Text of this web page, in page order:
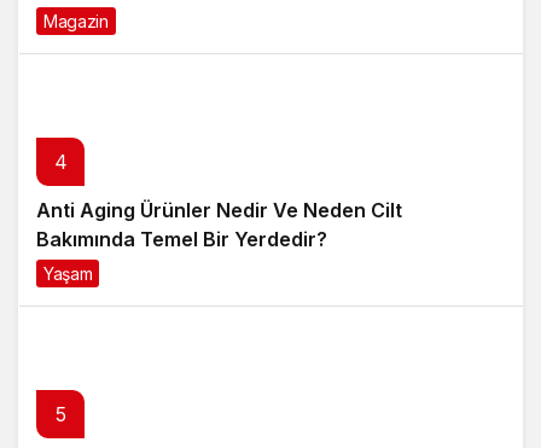
Magazin
4
Anti Aging Ürünler Nedir Ve Neden Cilt
Bakımında Temel Bir Yerdedir?
Yaşam
5